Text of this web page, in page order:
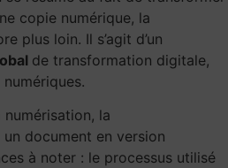
copie numérique, la
plus loin. Il s’agit d’un
de transformation digitale,
la
document en version
à noter : le processus utilisé